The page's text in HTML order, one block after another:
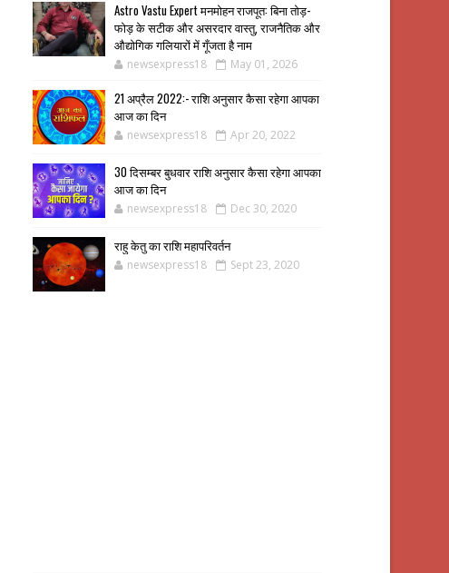
Astro Vastu Expert मनमोहन राजपूत: बिना तोड़-
फोड़ के सटीक और असरदार वास्तु, राजनैतिक और
औद्योगिक गलियारों में गूँजता है नाम
newsexpress18 May 01, 2026
21 अप्रैल 2022:- राशि अनुसार कैसा रहेगा आपका
आज का दिन
newsexpress18 Apr 20, 2022
30 दिसम्बर बुधवार राशि अनुसार कैसा रहेगा आपका
आज का दिन
newsexpress18 Dec 30, 2020
राहु केतु का राशि महापरिवर्तन
newsexpress18 Sept 23, 2020